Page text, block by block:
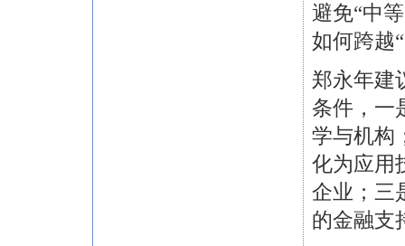
避免“中
如何跨越
郑永年建
条件，一
学与机构
化为应用
企业；三
的金融支